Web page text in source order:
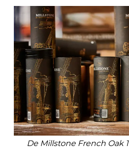
De Millstone French Oak